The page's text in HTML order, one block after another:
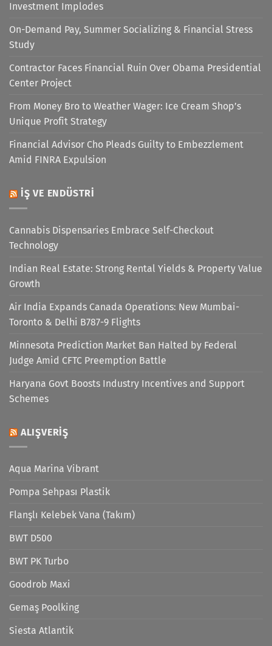
Investment Implodes
On-Demand Pay, Summer Socializing & Financial Stress
Study
Contractor Faces Financial Ruin Over Obama Presidential
Center Project
From Money Bro to Weather Wager: Ice Cream Shop’s
Unique Profit Strategy
Financial Advisor Cho Pleads Guilty to Embezzlement
Amid FINRA Expulsion
İŞ VE ENDÜSTRI
Cannabis Dispensaries Embrace Self-Checkout
Technology
Indian Real Estate: Strong Rental Yields & Property Value
Growth
Air India Expands Canada Operations: New Mumbai-
Toronto & Delhi B787-9 Flights
Minnesota Prediction Market Ban Halted by Federal
Judge Amid CFTC Preemption Battle
Haryana Govt Boosts Industry Incentives and Support
Schemes
ALIŞVERIŞ
Aqua Marina Vibrant
Pompa Sehpası Plastik
Flanşlı Kelebek Vana (Takım)
BWT D500
BWT PK Turbo
Goodrob Maxi
Gemaş Poolking
Siesta Atlantik